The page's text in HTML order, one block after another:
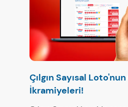
Çılgın Sayısal Loto'nun
İkramiyeleri!